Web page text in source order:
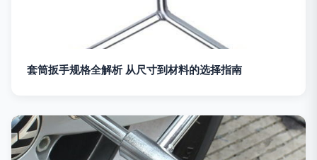
套筒扳手规格全解析 从尺寸到材料的选择指南